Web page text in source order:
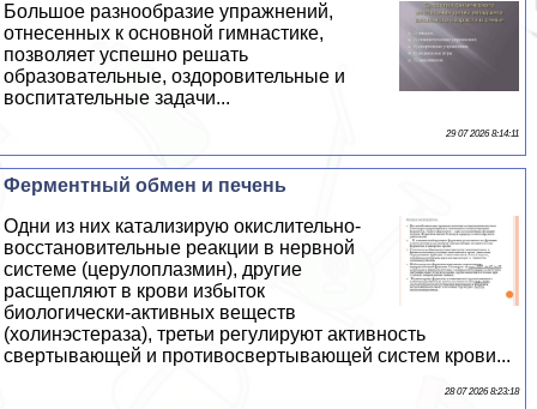
Большое разнообразие упражнений,
отнесенных к основной гимнастике,
позволяет успешно решать
образовательные, оздоровительные и
воспитательные задачи...
29 07 2026 8:14:11
Ферментный обмен и печень
Одни из них катализирую окислительно-
восстановительные реакции в нервной
системе (церулоплазмин), другие
расщепляют в крови избыток
биологически-активных веществ
(холинэстераза), третьи регулируют активность
свертывающей и противосвертывающей систем крови...
28 07 2026 8:23:18